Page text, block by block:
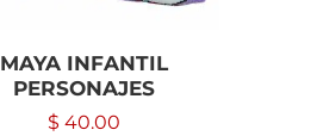
MAYA INFANTIL
PERSONAJES
$ 40.00